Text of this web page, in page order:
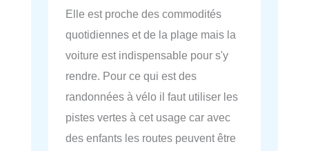
Elle est proche des commodités
quotidiennes et de la plage mais la
voiture est indispensable pour s'y
rendre. Pour ce qui est des
randonnées à vélo il faut utiliser les
pistes vertes à cet usage car avec
des enfants les routes peuvent être